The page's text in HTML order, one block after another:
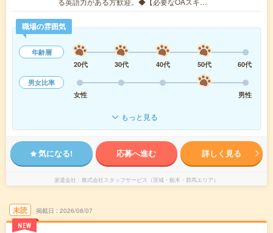
職場の雰囲気
年齢層
20代
30代 40代 50代
60代
男女比率
女性
男性
もっと見る
気になる! 応募へ進む 詳しく見る
派遣会社 株式会社スタッフサービス（茨城・栃木・群馬エリア）
未読
NEW
掲載日 2026/08/07